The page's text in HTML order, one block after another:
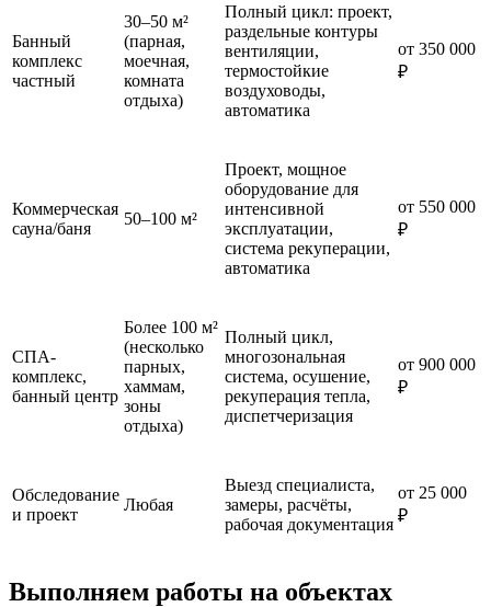
Банный
комплекс
частный
30–50 м²
(парная,
моечная,
комната
отдыха)
Полный цикл: проект,
раздельные контуры
вентиляции,
термостойкие
воздуховоды,
автоматика
от 350 000
₽
Коммерческая
сауна/баня
50–100 м²
Проект, мощное
оборудование для
интенсивной
эксплуатации,
система рекуперации,
автоматика
от 550 000
₽
СПА-
комплекс,
банный центр
Более 100 м²
(несколько
парных,
хаммам,
зоны
отдыха)
Полный цикл,
многозональная
система, осушение,
рекуперация тепла,
диспетчеризация
от 900 000
₽
Обследование
и проект
Любая
Выезд специалиста,
замеры, расчёты,
рабочая документация
от 25 000
₽
Выполняем работы на объектах